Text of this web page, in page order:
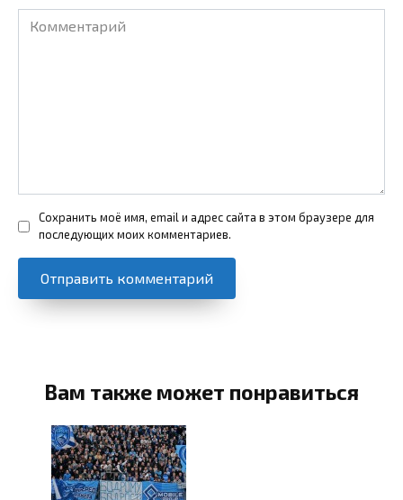
Комментарий
Сохранить моё имя, email и адрес сайта в этом браузере для
последующих моих комментариев.
Вам также может понравиться